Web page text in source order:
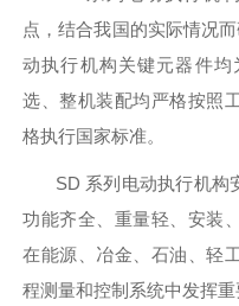
点，结合我国的实际情况
动执行机构关键元器件
选、整机装配均严格按照
格执行国家标准。
SD 系列电动执行机构
功能齐全、重量轻、安装
在能源、冶金、石油、轻
程测量和控制系统中发挥